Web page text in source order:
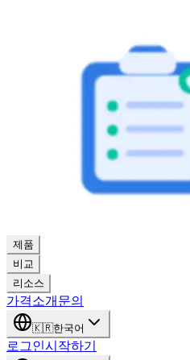
제품
비교
리소스
가격소개 문의
🇰🇷한국어
로그인시작하기